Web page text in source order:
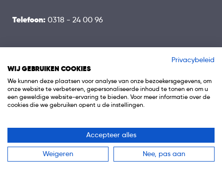
Telefoon: 0318 - 24 00 96
TELEFOON.NL
Contact
Over ons
Verdienmodel
Telefoons vergelijken
Telefoon abonnementen
Privacybeleid
WIJ GEBRUIKEN COOKIES
We kunnen deze plaatsen voor analyse van onze bezoekersgegevens, om
onze website te verbeteren, gepersonaliseerde inhoud te tonen en om u
een geweldige website-ervaring te bieden. Voor meer informatie over de
cookies die we gebruiken opent u de instellingen.
Accepteer alles
Weigeren Nee, pas aan